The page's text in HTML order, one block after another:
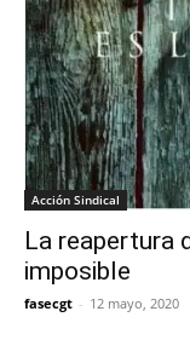
Acción Sindical
La reapertura
imposible
fasecgt - 12 mayo, 2020